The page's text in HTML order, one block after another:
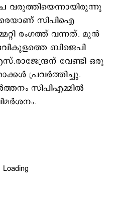
വരുത്തിയെന്നായിരുന്നു
സിപിഐ
രംഗത്ത് വന്നത്. മുൻ
ബിജെപി
വേണ്ടി ഒരു
പ്രവർത്തിച്ചു.
സിപിഎമ്മിൽ